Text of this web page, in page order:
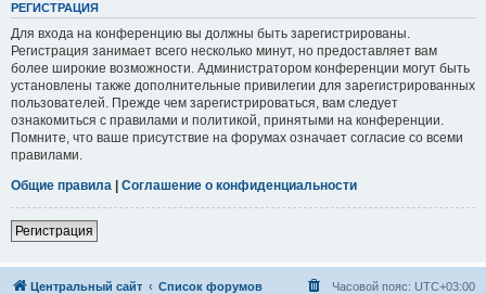
РЕГИСТРАЦИЯ
Для входа на конференцию вы должны быть зарегистрированы.
Регистрация занимает всего несколько минут, но предоставляет вам
более широкие возможности. Администратором конференции могут быть
установлены также дополнительные привилегии для зарегистрированных
пользователей. Прежде чем зарегистрироваться, вам следует
ознакомиться с правилами и политикой, принятыми на конференции.
Помните, что ваше присутствие на форумах означает согласие со всеми
правилами.
Общие правила | Соглашение о конфиденциальности
Регистрация
Центральный сайт Список форумов Часовой пояс: UTC+03:00